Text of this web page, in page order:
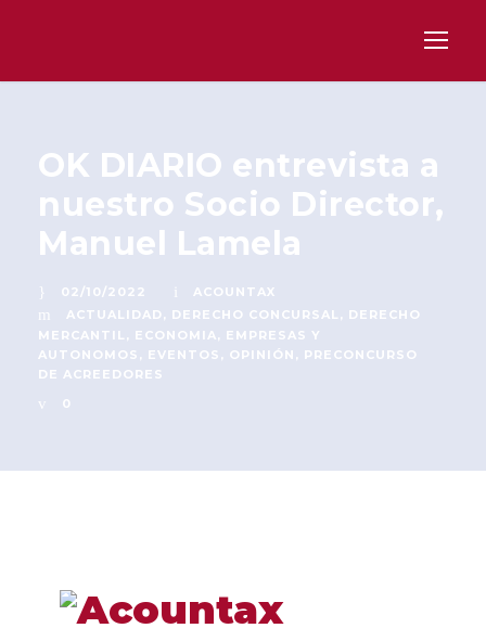
OK DIARIO entrevista a
nuestro Socio Director,
Manuel Lamela
02/10/2022
ACOUNTAX
ACTUALIDAD , DERECHO CONCURSAL , DERECHO
MERCANTIL , ECONOMIA, EMPRESAS Y
AUTONOMOS , EVENTOS , OPINIÓN , PRECONCURSO
DE ACREEDORES
0